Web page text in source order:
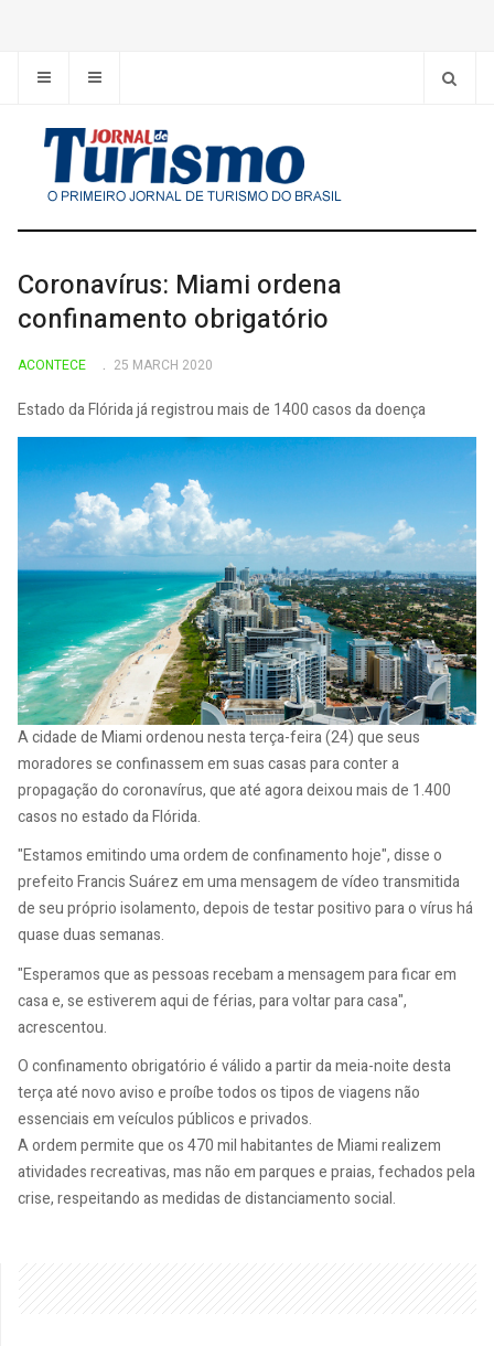
Coronavírus: Miami ordena
confinamento obrigatório
ACONTECE 25 MARCH 2020
Estado da Flórida já registrou mais de 1400 casos da doença
A cidade de Miami ordenou nesta terça-feira (24) que seus
moradores se confinassem em suas casas para conter a
propagação do coronavírus, que até agora deixou mais de 1.400
casos no estado da Flórida.
"Estamos emitindo uma ordem de confinamento hoje", disse o
prefeito Francis Suárez em uma mensagem de vídeo transmitida
de seu próprio isolamento, depois de testar positivo para o vírus há
quase duas semanas.
"Esperamos que as pessoas recebam a mensagem para ficar em
casa e, se estiverem aqui de férias, para voltar para casa",
acrescentou.
O confinamento obrigatório é válido a partir da meia-noite desta
terça até novo aviso e proíbe todos os tipos de viagens não
essenciais em veículos públicos e privados.
A ordem permite que os 470 mil habitantes de Miami realizem
atividades recreativas, mas não em parques e praias, fechados pela
crise, respeitando as medidas de distanciamento social.